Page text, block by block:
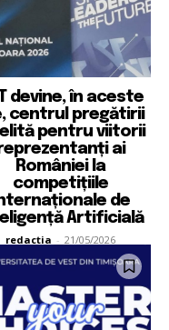
devine, în aceste
centrul pregătirii
pentru viitorii
ai
României la
competițiile
de
Artificială
redactia - 21/05/2026